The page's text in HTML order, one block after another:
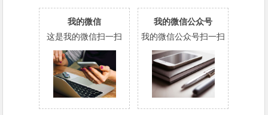
我的微信
这是我的微信扫一扫
我的微信公众号
我的微信公众号扫一扫